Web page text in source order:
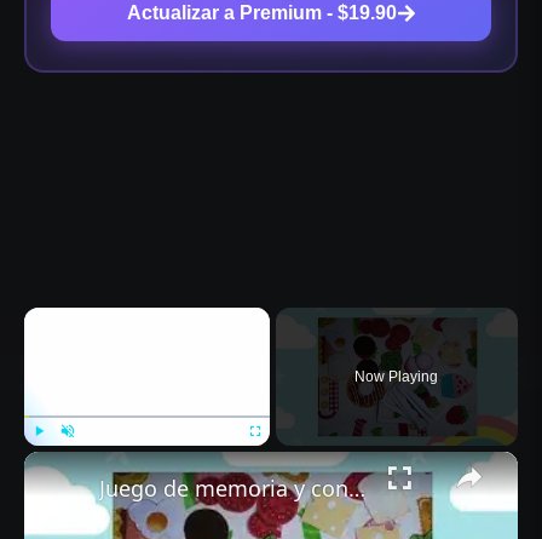
Actualizar a Premium - $19.90
×
Now Playing
×
Juego de memoria y concentración para niños